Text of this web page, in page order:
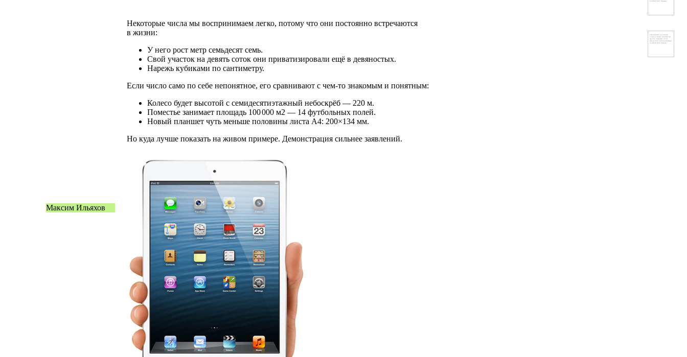
Максим Ильяхов
Некоторые числа мы воспринимаем легко, потому что они постоянно встречаются
в жизни:
У него рост метр семьдесят семь.
Свой участок на девять соток они приватизировали ещё в девяностых.
Нарежь кубиками по сантиметру.
Если число само по себе непонятное, его сравнивают с чем-то знакомым и понятным:
Колесо будет высотой с семидесятиэтажный небоскрёб — 220 м.
Поместье занимает площадь 100000 м2 — 14 футбольных полей.
Новый планшет чуть меньше половины листа А4: 200×134 мм.
Но куда лучше показать на живом примере. Демонстрация сильнее заявлений.